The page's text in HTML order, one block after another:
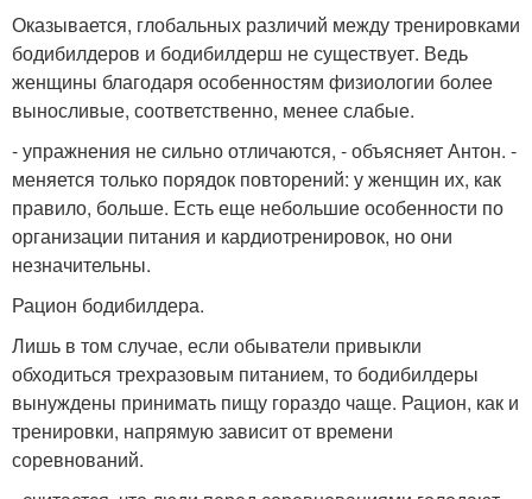
Оказывается, глобальных различий между тренировками
бодибилдеров и бодибилдерш не существует. Ведь
женщины благодаря особенностям физиологии более
выносливые, соответственно, менее слабые.
- упражнения не сильно отличаются, - объясняет Антон. -
меняется только порядок повторений: у женщин их, как
правило, больше. Есть еще небольшие особенности по
организации питания и кардиотренировок, но они
незначительны.
Рацион бодибилдера.
Лишь в том случае, если обыватели привыкли
обходиться трехразовым питанием, то бодибилдеры
вынуждены принимать пищу гораздо чаще. Рацион, как и
тренировки, напрямую зависит от времени
соревнований.